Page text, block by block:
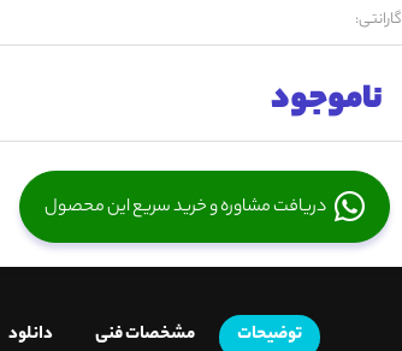
گارانتی:
ناموجود
دریافت مشاوره و خرید سریع این محصول
توضیحات مشخصات فنی دانلود